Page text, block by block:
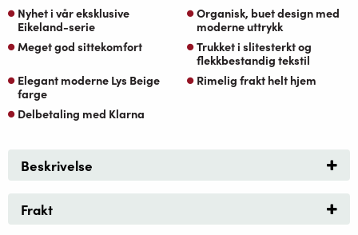
Nyhet i vår eksklusive
Eikeland-serie
Organisk, buet design med
moderne uttrykk
Meget god sittekomfort
Trukket i slitesterkt og
flekkbestandig tekstil
Elegant moderne Lys Beige
farge
Rimelig frakt helt hjem
Delbetaling med Klarna
Beskrivelse
Frakt